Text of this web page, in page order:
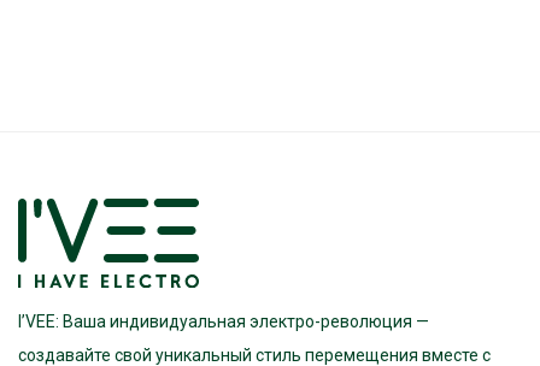
I’VEE: Ваша индивидуальная электро-революция —
создавайте свой уникальный стиль перемещения вместе с